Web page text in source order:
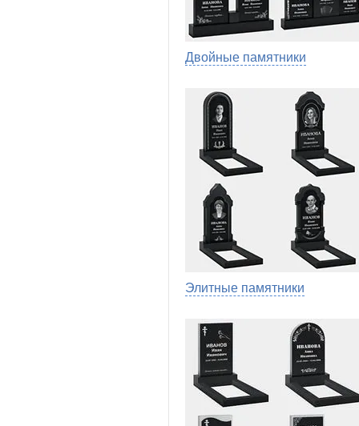
Двойные памятники
Элитные памятники